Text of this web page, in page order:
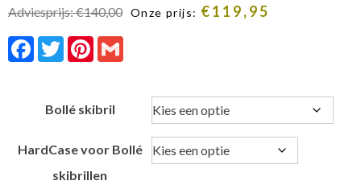
Adviesprijs:€140,00 Onze prijs: €119,95
Facebook
TwitterPinterest
Bollé skibril
HardCase voor Bollé
skibrillen